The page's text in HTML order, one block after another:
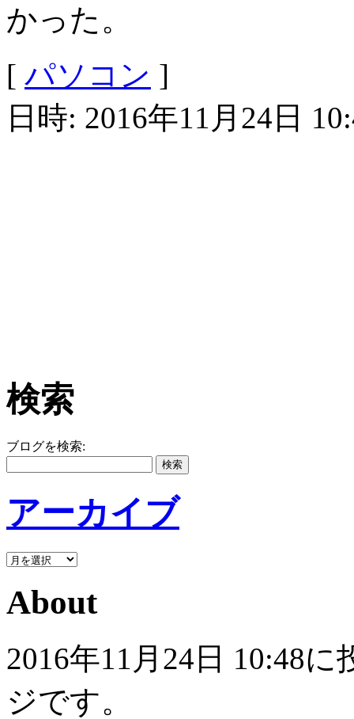
かった。
[ パソコン ]
日時: 2016年11月24日
検索
ブログを検索:
アーカイブ
About
2016年11月24日 10:48
ジです。